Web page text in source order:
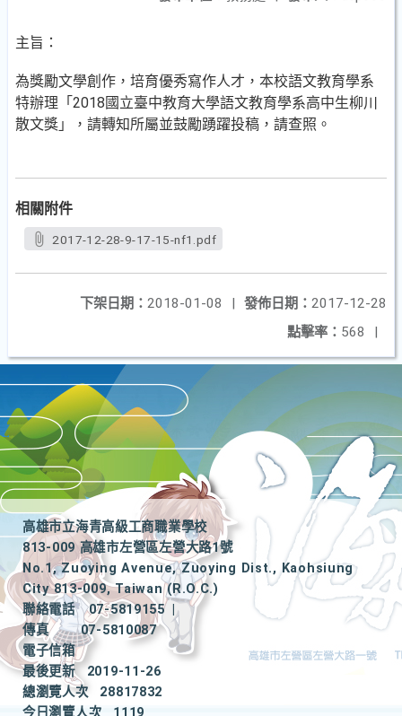
主旨：
為獎勵文學創作，培育優秀寫作人才，本校語文教育學系
特辦理「2018國立臺中教育大學語文教育學系高中生柳川
散文獎」，請轉知所屬並鼓勵踴躍投稿，請查照。
相關附件
2017-12-28-9-17-15-nf1.pdf
發佈日期： 2017-12-28
下架日期： 2018-01-08
|
點擊率： 568 |
高雄市立海青高級工商職業學校
813-009 高雄市左營區左營大路1號
No.1, Zuoying Avenue, Zuoying Dist., Kaohsiung
City 813-009, Taiwan (R.O.C.)
聯絡電話
07-5819155
|
傳真
07-5810087
電子信箱
最後更新
2019-11-26
總瀏覽人次
28817832
今日瀏覽人次
1119